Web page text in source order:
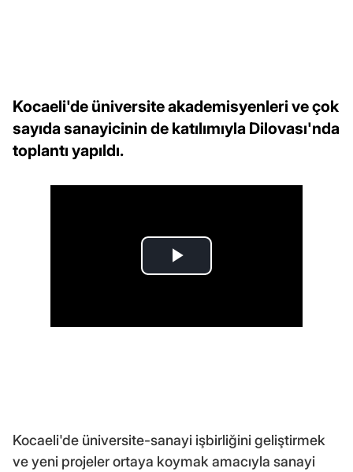
Kocaeli'de üniversite akademisyenleri ve çok
sayıda sanayicinin de katılımıyla Dilovası'nda
toplantı yapıldı.
Kocaeli'de üniversite-sanayi işbirliğini geliştirmek
ve yeni projeler ortaya koymak amacıyla sanayi